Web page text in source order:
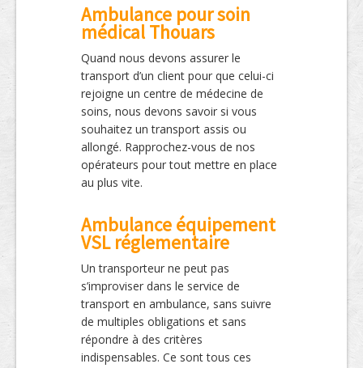
Ambulance pour soin
médical Thouars
Quand nous devons assurer le
transport d’un client pour que celui-ci
rejoigne un centre de médecine de
soins, nous devons savoir si vous
souhaitez un transport assis ou
allongé. Rapprochez-vous de nos
opérateurs pour tout mettre en place
au plus vite.
Ambulance équipement
VSL réglementaire
Un transporteur ne peut pas
s’improviser dans le service de
transport en ambulance, sans suivre
de multiples obligations et sans
répondre à des critères
indispensables. Ce sont tous ces